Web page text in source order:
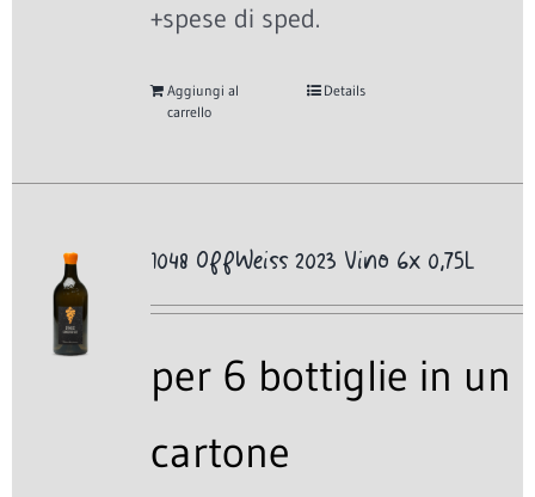
+spese di sped.
Aggiungi al
carrello
Details
1048 OffWeiss 2023 Vino 6x 0,75L
per 6 bottiglie in un
cartone